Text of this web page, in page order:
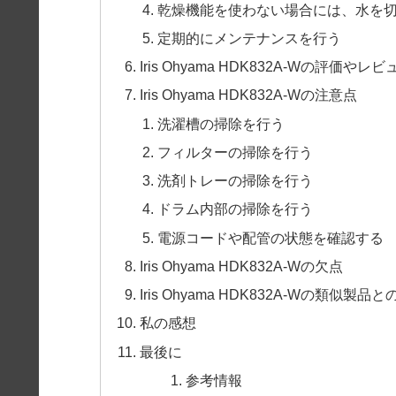
乾燥機能を使わない場合には、水を
定期的にメンテナンスを行う
Iris Ohyama HDK832A-Wの評価やレビ
Iris Ohyama HDK832A-Wの注意点
洗濯槽の掃除を行う
フィルターの掃除を行う
洗剤トレーの掃除を行う
ドラム内部の掃除を行う
電源コードや配管の状態を確認する
Iris Ohyama HDK832A-Wの欠点
Iris Ohyama HDK832A-Wの類似製品と
私の感想
最後に
参考情報